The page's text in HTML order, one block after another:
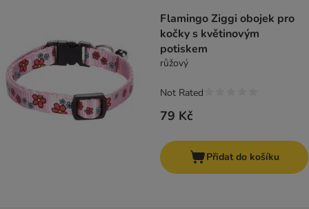
Flamingo Ziggi obojek pro
kočky s květinovým
potiskem
růžový
79 Kč
Not Rated
Přidat do košíku